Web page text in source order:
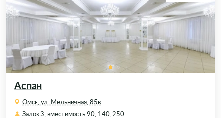
Аспан
Омск, ул. Мельничная, 85в
Залов 3, вместимость 90, 140, 250